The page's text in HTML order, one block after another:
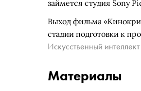
займется студия Sony
Выход фильма
стадии подготовки к
Искусственный
Материалы